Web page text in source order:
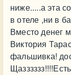
ниже.....а эта
в отеле ,ни в
Вместо денег
Виктория
фальшивка!